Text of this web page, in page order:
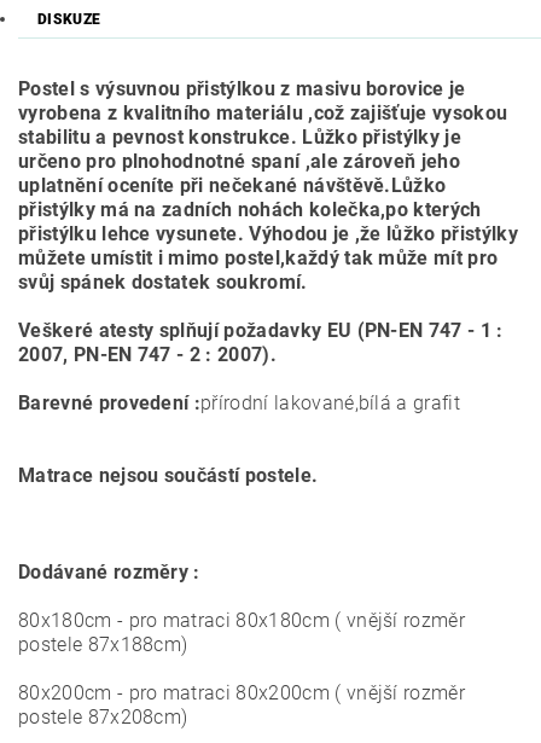
DISKUZE
Postel s výsuvnou přistýlkou z masivu borovice je
vyrobena z kvalitního materiálu ,což zajišťuje vysokou
stabilitu a pevnost konstrukce. Lůžko přistýlky je
určeno pro plnohodnotné spaní ,ale zároveň jeho
uplatnění oceníte při nečekané návštěvě.Lůžko
přistýlky má na zadních nohách kolečka,po kterých
přistýlku lehce vysunete.Výhodou je ,že lůžko přistýlky
můžete umístit i mimo postel,každý tak může mít pro
svůj spánek dostatek soukromí.
Veškeré atesty splňují požadavky EU (PN-EN 747 - 1 :
2007, PN-EN 747 - 2 : 2007).
Barevné provedení :přírodní lakované,bílá a grafit
Matrace nejsou součástí postele.
Dodávané rozměry :
80x180cm - pro matraci 80x180cm ( vnější rozměr
postele 87x188cm)
80x200cm - pro matraci 80x200cm ( vnější rozměr
postele 87x208cm)